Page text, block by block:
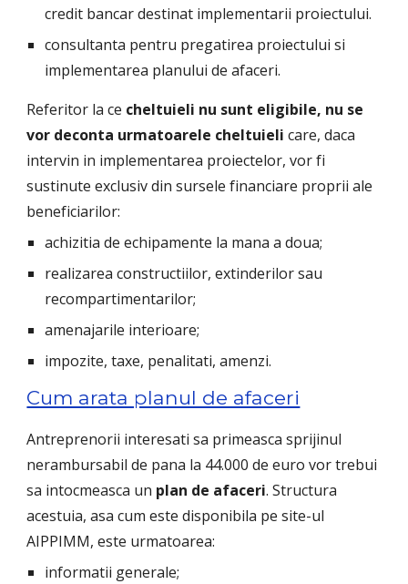
credit bancar destinat implementarii proiectului.
consultanta pentru pregatirea proiectului si
implementarea planului de afaceri.
Referitor la ce cheltuieli nu sunt eligibile, nu se
vor deconta urmatoarele cheltuieli care, daca
intervin in implementarea proiectelor, vor fi
sustinute exclusiv din sursele financiare proprii ale
beneficiarilor:
achizitia de echipamente la mana a doua;
realizarea constructiilor, extinderilor sau
recompartimentarilor;
amenajarile interioare;
impozite, taxe, penalitati, amenzi.
Cum arata planul de afaceri
Antreprenorii interesati sa primeasca sprijinul
nerambursabil de pana la 44.000 de euro vor trebui
sa intocmeasca un plan de afaceri. Structura
acestuia, asa cum este disponibila pe site-ul
AIPPIMM, este urmatoarea:
informatii generale;